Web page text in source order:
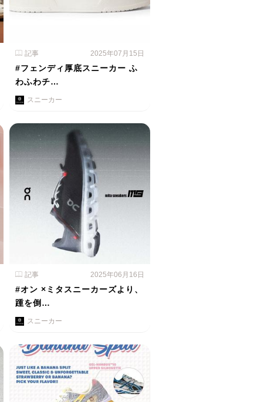
記事 2025年07月15日
#フェンディ厚底スニーカー ふ
わふわチ…
スニーカー
記事 2025年06月16日
#オン ×ミタスニーカーズより、
踵を倒…
スニーカー